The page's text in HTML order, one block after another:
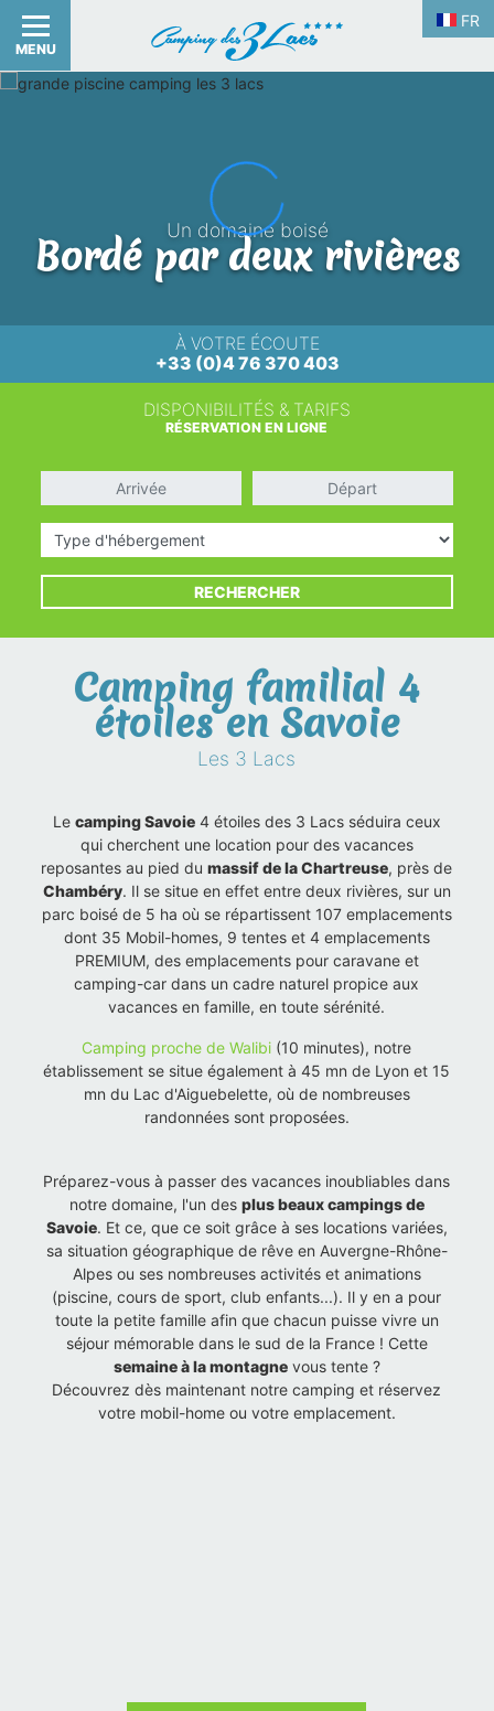
MENU
FR
Un domaine boisé
Bordé par deux rivières
À VOTRE ÉCOUTE
+33 (0)4 76 370 403
DISPONIBILITÉS & TARIFS
RÉSERVATION EN LIGNE
Type d'hébergement
RECHERCHER
Camping familial 4
étoiles en Savoie
Les 3 Lacs
Le camping Savoie4 étoiles des 3 Lacs séduira ceux
qui cherchent une location pour des vacances
reposantes au pied dumassif de la Chartreuse, près de
Chambéry. Il se situe en effet entre deux rivières, sur un
parc boisé de 5 ha où se répartissent 107 emplacements
dont 35 Mobil-homes, 9 tentes et 4 emplacements
PREMIUM, des emplacements pour caravane et
camping-car dans un cadre naturel propice aux
vacances en famille, en toute sérénité.
Camping proche de Walibi (10 minutes), notre
établissement se situe également à 45 mn de Lyon et 15
mn du Lac d'Aiguebelette, où de nombreuses
randonnées sont proposées.
Préparez-vous à passer des vacances inoubliables dans
notre domaine, l'un des plus beaux campings de
Savoie. Et ce, que ce soit grâce à ses locations variées,
sa situation géographique de rêve en Auvergne-Rhône-
Alpes ou ses nombreuses activités et animations
(piscine, cours de sport, club enfants...). Il y en a pour
toute la petite famille afin que chacun puisse vivre un
séjour mémorable dans le sud de la France ! Cette
semaine à la montagnevous tente ?
Découvrez dès maintenant notre camping et réservez
votre mobil-home ou votre emplacement.